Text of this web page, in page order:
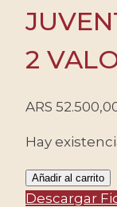
2
ARS
Hay
ALEMANIA/
-
Añadir al carrito
Descargar